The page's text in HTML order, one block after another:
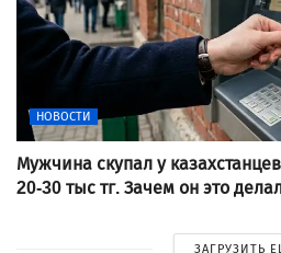
НОВОСТИ
Мужчина скупал у
20-30 тыс тг. Зачем он это
ЗАГРУЗИТЬ